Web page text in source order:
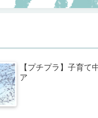
【プチプラ】子育て
ア